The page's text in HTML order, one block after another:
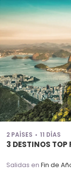
2 PAÍSES 11 DÍAS
3 DESTINOS TOP
Salidas en Fin de